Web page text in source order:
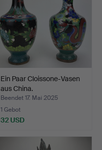
Ein Paar Cloissone-Vasen
aus China.
Beendet 17. Mai 2025
1 Gebot
32 USD